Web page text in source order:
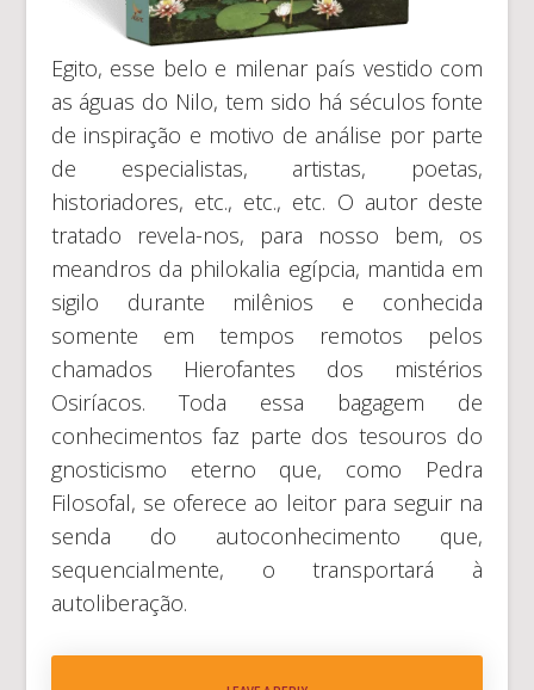
Egito, esse belo e milenar país vestido com
as águas do Nilo, tem sido há séculos fonte
de inspiração e motivo de análise por parte
de especialistas, artistas, poetas,
historiadores, etc., etc., etc. O autor deste
tratado revela-nos, para nosso bem, os
meandros da philokalia egípcia, mantida em
sigilo durante milênios e conhecida
somente em tempos remotos pelos
chamados Hierofantes dos mistérios
Osiríacos. Toda essa bagagem de
conhecimentos faz parte dos tesouros do
gnosticismo eterno que, como Pedra
Filosofal, se oferece ao leitor para seguir na
senda do autoconhecimento que,
sequencialmente, o transportará à
autoliberação.